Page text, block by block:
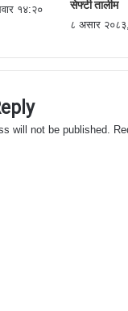
१४:२०
सेफ्टी तालीम
८ असार
will not be published.